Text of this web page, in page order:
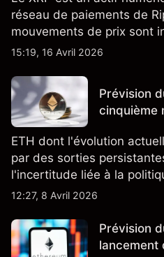
réseau de paiements de
mouvements de prix sont
d'importants afflux de
le 16 avril 2026.
15:19, 16 Avril 2026
Prévision
cinquième
ETH dont l'évolution
par des sorties
l'incertitude liée à la
américaine et les données
constituent pas un
futurs.
12:27, 8 Avril 2026
Prévision
lancement